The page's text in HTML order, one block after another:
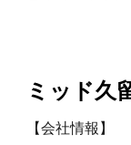
ミッド久
【会社情報】